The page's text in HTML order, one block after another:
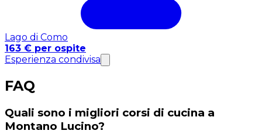
Lago di Como
163 € per ospite
Esperienza condivisa
FAQ
Quali sono i migliori corsi di cucina a
Montano Lucino?